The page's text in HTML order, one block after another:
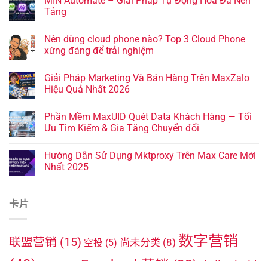
Tảng
Nên dùng cloud phone nào? Top 3 Cloud Phone
xứng đáng để trải nghiệm
Giải Pháp Marketing Và Bán Hàng Trên MaxZalo
Hiệu Quả Nhất 2026
Phần Mềm MaxUID Quét Data Khách Hàng — Tối
Ưu Tìm Kiếm & Gia Tăng Chuyển đổi
Hướng Dẫn Sử Dụng Mktproxy Trên Max Care Mới
Nhất 2025
卡片
联盟营销 (15) 空投 (5) 尚未分类 (8) 数字营销